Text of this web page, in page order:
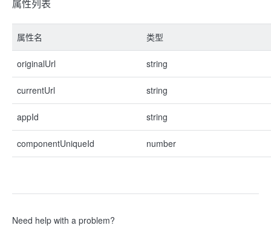
属性列表
属性名 类型
originalUrl string
currentUrl string
appId string
componentUniqueId number
Need help with a problem?